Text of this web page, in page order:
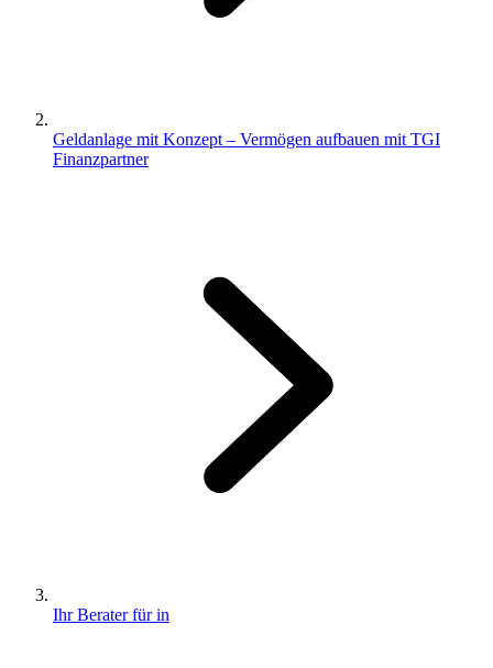
Geldanlage mit Konzept – Vermögen aufbauen mit TGI
Finanzpartner
Ihr Berater für in